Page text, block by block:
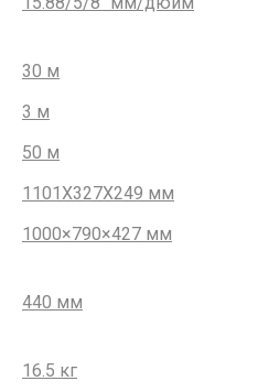
30 м
3 м
50 м
1101X327X249 мм
1000×790×427 мм
440 мм
16.5 кг